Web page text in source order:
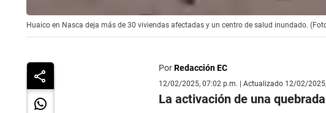
Huaico en Nasca deja más de 30 viviendas afectadas y un centro de salud inundado.
PorRedacción EC
12/02/2025, 07:02 p.m. | Actualizado 12/02/
La activación de una